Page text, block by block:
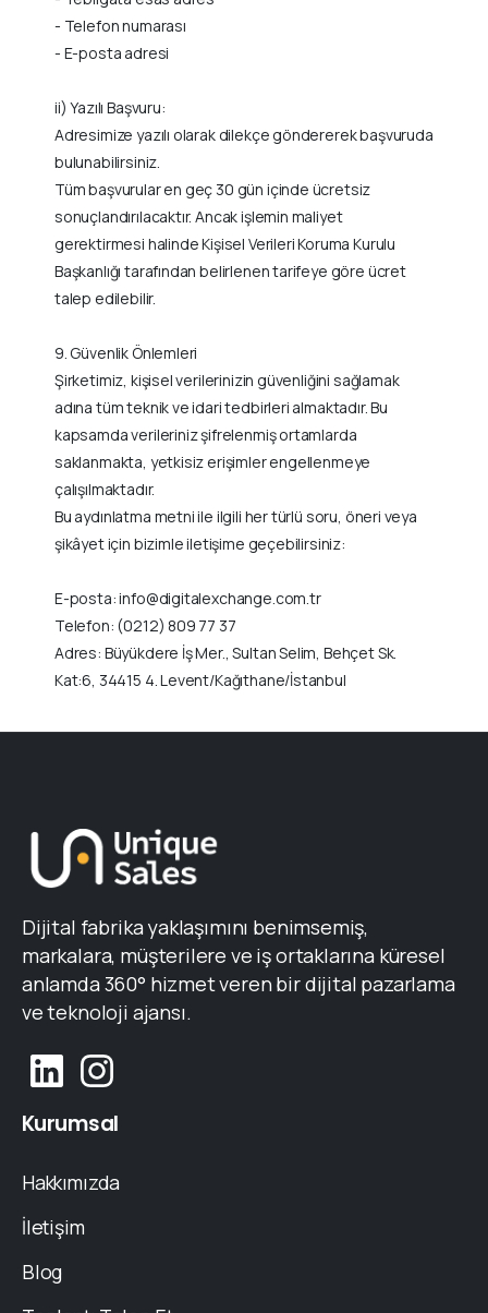
- Telefon numarası
- E-posta adresi
ii) Yazılı Başvuru:
Adresimize yazılı olarak dilekçe göndererek başvuruda
bulunabilirsiniz.
Tüm başvurular en geç 30 gün içinde ücretsiz
sonuçlandırılacaktır. Ancak işlemin maliyet
gerektirmesi halinde Kişisel Verileri Koruma Kurulu
Başkanlığı tarafından belirlenen tarifeye göre ücret
talep edilebilir.
9. Güvenlik Önlemleri
Şirketimiz, kişisel verilerinizin güvenliğini sağlamak
adına tüm teknik ve idari tedbirleri almaktadır. Bu
kapsamda verileriniz şifrelenmiş ortamlarda
saklanmakta, yetkisiz erişimler engellenmeye
çalışılmaktadır.
Bu aydınlatma metni ile ilgili her türlü soru, öneri veya
şikâyet için bizimle iletişime geçebilirsiniz:
E-posta: info@digitalexchange.com.tr
Telefon: (0212) 809 77 37
Adres: Büyükdere İş Mer., Sultan Selim, Behçet Sk.
Kat:6, 34415 4. Levent/Kağıthane/İstanbul
Dijital fabrika yaklaşımını benimsemiş,
markalara, müşterilere ve iş ortaklarına küresel
anlamda 360° hizmet veren bir dijital pazarlama
ve teknoloji ajansı.
Kurumsal
Hakkımızda
İletişim
Blog